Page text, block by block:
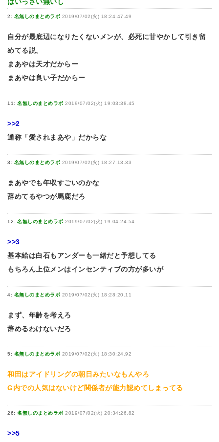
2: 名無しのまとめラボ 2019/07/02(火) 18:24:47.49
自分が最底辺になりたくないメンが、必死に甘やかして引き留
めてる説。
まあやは天才だからー
まあやは良い子だからー
11: 名無しのまとめラボ 2019/07/02(火) 19:03:38.45
>>2
通称「愛されまあや」だからな
3: 名無しのまとめラボ 2019/07/02(火) 18:27:13.33
まあやでも年収すごいのかな
辞めてるやつが馬鹿だろ
12: 名無しのまとめラボ 2019/07/02(火) 19:04:24.54
>>3
基本給は白石もアンダーも一緒だと予想してる
もちろん上位メンはインセンティブの方が多いが
4: 名無しのまとめラボ 2019/07/02(火) 18:28:20.11
まず、年齢を考えろ
辞めるわけないだろ
5: 名無しのまとめラボ 2019/07/02(火) 18:30:24.92
和田はアイドリングの朝日みたいなもんやろ
G内での人気はないけど関係者が能力認めてしまってる
26: 名無しのまとめラボ 2019/07/02(火) 20:34:26.82
>>5